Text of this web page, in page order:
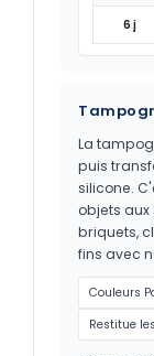
6 j
La
puis
silicone.
objets
briquets,
fins avec
Couleurs
Restitue